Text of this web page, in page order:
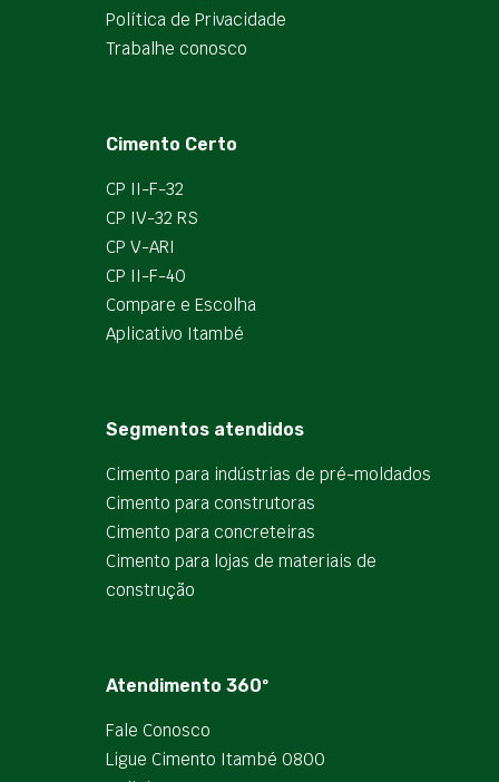
Política de Privacidade
Trabalhe conosco
Cimento Certo
CP II-F-32
CP IV-32 RS
CP V-ARI
CP II-F-40
Compare e Escolha
Aplicativo Itambé
Segmentos atendidos
Cimento para indústrias de pré-moldados
Cimento para construtoras
Cimento para concreteiras
Cimento para lojas de materiais de
construção
Atendimento 360º
Fale Conosco
Ligue Cimento Itambé 0800